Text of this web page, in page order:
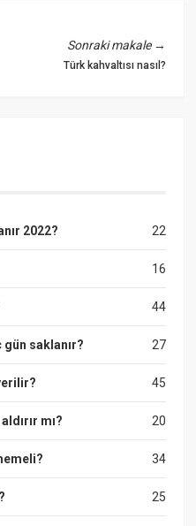
Sonraki makale→
Türk kahvaltısı nasıl?
22
2022?
16
44
27
saklanır?
45
20
mı?
34
25